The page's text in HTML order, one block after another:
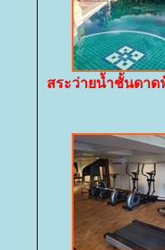
สระว่ายน้ำชั้นดา